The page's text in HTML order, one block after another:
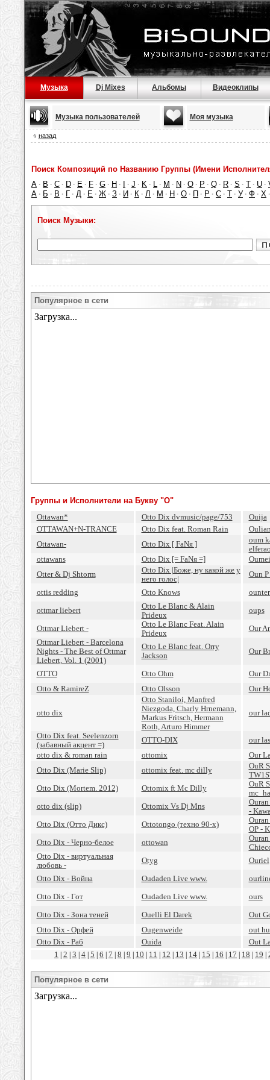
Музыка Dj Mixes Альбомы Видеоклипы
Музыка пользователей Моя музыка
назад
Поиск Композиций по Названию Группы (Имени
A · B · C · D · E · F · G · H · · J · K · L · M · N · O · P · Q · R · S · T · U ·
А · Б · В · Г · Д · Е · Ж · З · И · К · Л · М · Н · О · П · Р · С · Т · У · Ф · Х
Поиск Музыки:
Популярное в сети
Группы и Исполнители на Букву "O"
Ottawan*
Otto Dix dvmusic/page/753
Ouija
OTTAWAN+N-TRANCE
Otto Dix feat. Roman Rain
Ottawan-
Otto Dix [ FaNя ]
oum
ottawans
Otto Dix [= FaNя =]
Otter & Dj Shtorm
Otto Dix |Боже, ну какой же у
него голос|
Oun
ottis redding
Otto Knows
ottmar liebert
Otto Le Blanc & Alain
Prideux
oups
Ottmar Liebert -
Otto Le Blanc Feat. Alain
Prideux
Our
Ottmar Liebert - Barcelona
Nights - The Best of Ottmar
Liebert, Vol. 1 (2001)
Otto Le Blanc feat. Orry
Jackson
Our
OTTO Otto Ohm
Our
Otto & RamireZ
Otto Olsson Our
otto dix
Otto Staniloi, Manfred
Niezgoda, Charly Hrnemann,
Markus Fritsch, Hermann
Roth, Arturo Himmer
our
Otto Dix feat. Seelenzorn
(забавный акцент =)
OTTO-DIX
our
otto dix & roman rain
ottomix
Our
Otto Dix (Marie Slip)
ottomix feat. mc dilly
OuR
Otto Dix (Mortem. 2012)
Ottomix ft Mc Dilly
OuR
otto dix (slip)
Ottomix Vs Dj Mns
-
Otto Dix (Отто Дикс)
Ottotongo (техно 90-х)
OP -
Otto Dix - Черно-белое
ottowan
Otto Dix - виртуальная
любовь -
Otyg
Ouriel
Otto Dix - Война
Oudaden Live www.
Otto Dix - Гот
Oudaden Live www.
ours
Otto Dix - Зона теней
Ouelli El Darek
Out
Otto Dix - Орфей
Ougenweide
out
Otto Dix - Раб
Ouida
Out
1 2 3 4 5 6 7 8 9 10 11 12 13 14 15 16 17 18 19
Популярное в сети